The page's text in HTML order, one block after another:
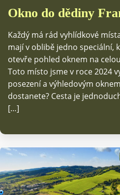
Okno do dědiny
Každý má rád vyhlídkové
mají v oblibě jedno speciální,
otevře pohled oknem na
Toto místo jsme v roce 2024
posezení a výhledovým
dostanete? Cesta je
[…]